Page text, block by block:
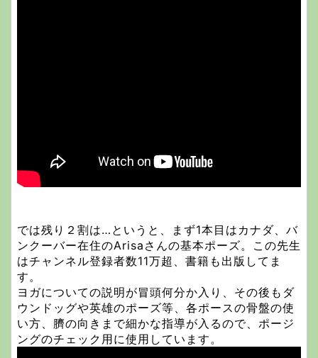
では残り２割は…というと、まず1本目はカナダ、バ
ンクーバー在住のArisaさんの基本ポーズ。この先生
はチャンネル登録者数11万超、書籍も出版してま
す。
ヨガについての説明が冒頭何分か入り、その後もダ
ウンドッグや英雄のポーズ等、各ポースの骨盤の使
い方、臍の向きまで細かな指導が入るので、ポージ
ングのチェック用に使用しています。